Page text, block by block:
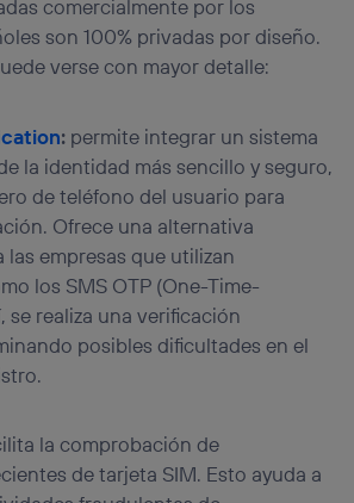
comercialmente por los
son 100% privadas por diseño.
verse con mayor detalle:
: permite integrar un sistema
la identidad más sencillo y seguro,
de teléfono del usuario para
Ofrece una alternativa
las empresas que utilizan
los SMS OTP (One-Time-
se realiza una verificación
posibles dificultades en el
la comprobación de
de tarjeta SIM. Esto ayuda a